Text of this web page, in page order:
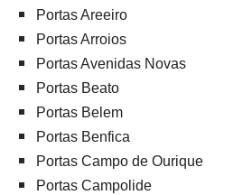
Portas Areeiro
Portas Arroios
Portas Avenidas Novas
Portas Beato
Portas Belem
Portas Benfica
Portas Campo de Ourique
Portas Campolide